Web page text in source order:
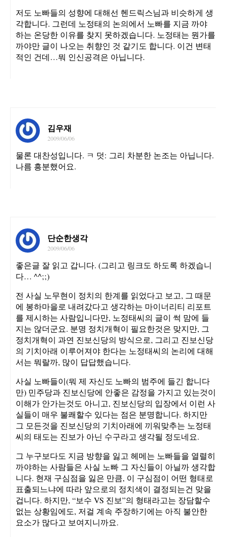
저도 노빠들의 성향에 대해선 헨드릭스님과 비슷하게 생
각합니다. 그런데 노정태의 논의에서 노빠를 지금 까야
하는 온당한 이유를 찾지 못하겠습니다. 노정태는 뭔가를
까야만 글이 나오는 취향인 것 같기도 합니다. 이건 변태
적인 건데…뭐 인신공격은 아닙니다.
김우재
2009/06/06
물론 대찬성입니다. ㅋ 덧: 그리 차분한 논조는 아닙니다.
나름 흥분했어요.
단순한생각
2009/06/06
좋은글 잘 읽고 갑니다. (그리고 링크도 하도록 하겠습니
다… ^^;;)
전 사실 노무현이 정치의 한계를 읽었다고 보고, 그 때문
에 봉하마을로 내려갔다고 생각하는 마이너리티 리포트
를 제시하는 사람입니다만, 노정태씨의 글이 썩 맘에 들
지는 않더군요. 분명 정치개혁이 필요한것은 맞지만, 그
정치개혁이 과연 진보신당의 방식으로, 그리고 진보신당
의 기치아래 이루어져야 한다는 노정태씨의 논리에 대해
서는 뭐랄까, 많이 답답했습니다.
사실 노빠들이(뭐 제 자신도 노빠의 범주에 들긴 합니다
만) 민주당과 진보신당에 안좋은 감정을 가지고 있는것이
이해가 안가는것도 아니고, 진보신당의 입장에서 이런 사
실들이 매우 불쾌할수 있다는 점은 분명합니다. 하지만
그 모든것을 진보신당의 기치아래에 끼워맞추는 노정태
씨의 태도는 진보가 아닌 수구라고 생각될 정도네요.
그 누구보다도 지금 방향을 잃고 헤메는 노빠들을 열렬히
까야하는 사람들은 사실 노빠 그 자신들이 아닐까 생각합
니다. 현재 구심점을 잃은 만큼, 이 구심점이 어떤 형태로
표출되느냐에 따라 앞으로의 정치색이 결정되는건 맞을
겁니다. 하지만, “보수 VS 진보”의 형태라고는 장담할수
없는 상황임에도, 저걸 계속 주장하기에는 아직 불안한
요소가 많다고 보여지니까요.